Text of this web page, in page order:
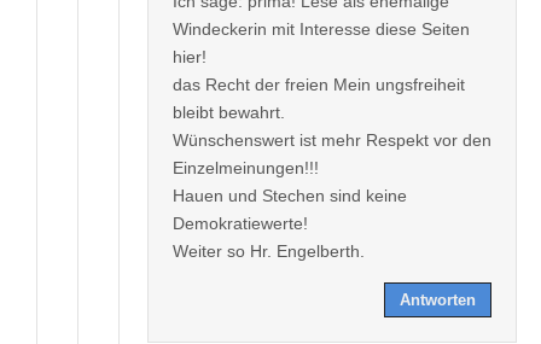
Windeckerin mit Interesse diese Seiten
hier!
das Recht der freien Mein ungsfreiheit
bleibt bewahrt.
Wünschenswert ist mehr Respekt vor den
Einzelmeinungen!!!
Hauen und Stechen sind keine
Demokratiewerte!
Weiter so Hr. Engelberth.
Antworten